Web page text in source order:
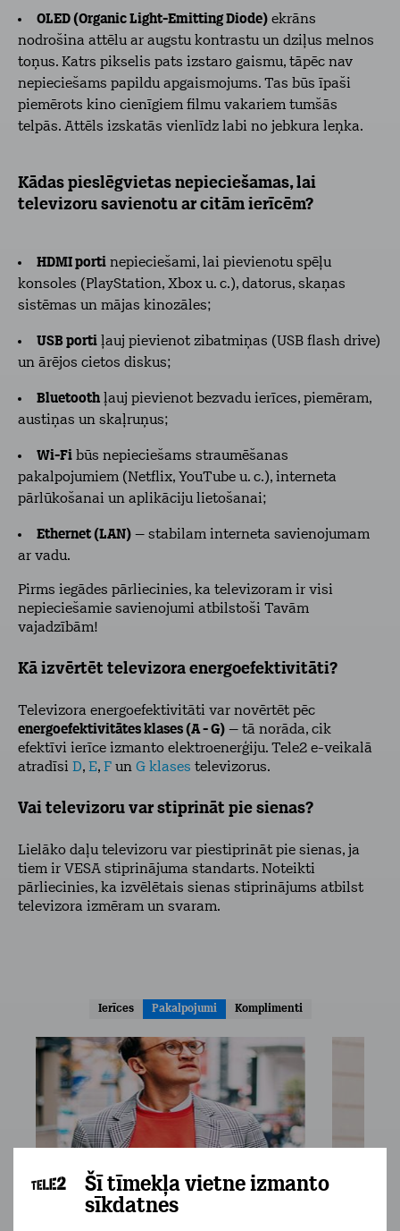
Šī tīmekļa vietne izmanto
sīkdatnes
OLED (Organic Light-Emitting Diode) ekrāns
nodrošina attēlu ar augstu kontrastu un dziļus melnos
toņus. Katrs pikselis pats izstaro gaismu, tāpēc nav
nepieciešams papildu apgaismojums. Tas būs īpaši
piemērots kino cienīgiem filmu vakariem tumšās
telpās. Attēls izskatās vienlīdz labi no jebkura leņka.
Kādas pieslēgvietas nepieciešamas, lai
televizoru savienotu ar citām ierīcēm?
HDMI porti nepieciešami, lai pievienotu spēļu
konsoles (PlayStation, Xbox u. c.), datorus, skaņas
sistēmas un mājas kinozāles;
USB porti ļauj pievienot zibatmiņas (USB flash drive)
un ārējos cietos diskus;
Bluetooth ļauj pievienot bezvadu ierīces, piemēram,
austiņas un skaļruņus;
Wi-Fi būs nepieciešams straumēšanas
pakalpojumiem (Netflix, YouTube u. c.), interneta
pārlūkošanai un aplikāciju lietošanai;
Ethernet (LAN) – stabilam interneta savienojumam
ar vadu.
Pirms iegādes pārliecinies, ka televizoram ir visi
nepieciešamie savienojumi atbilstoši Tavām
vajadzībām!
Kā izvērtēt televizora energoefektivitāti?
Televizora energoefektivitāti var novērtēt pēc
energoefektivitātes klases (A - G) – tā norāda, cik
efektīvi ierīce izmanto elektroenerģiju. Tele2 e-veikalā
atradīsi D, E, F un G klases televizorus.
Vai televizoru var stiprināt pie sienas?
Lielāko daļu televizoru var piestiprināt pie sienas, ja
tiem ir VESA stiprinājuma standarts. Noteikti
pārliecinies, ka izvēlētais sienas stiprinājums atbilst
televizora izmēram un svaram.
Ierīces Pakalpojumi Komplimenti